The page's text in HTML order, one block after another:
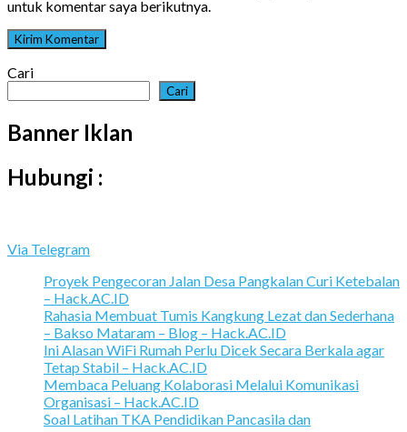
untuk komentar saya berikutnya.
Cari
Cari
Banner Iklan
Hubungi :
Via Telegram
Proyek Pengecoran Jalan Desa Pangkalan Curi Ketebalan
– Hack.AC.ID
Rahasia Membuat Tumis Kangkung Lezat dan Sederhana
– Bakso Mataram – Blog – Hack.AC.ID
Ini Alasan WiFi Rumah Perlu Dicek Secara Berkala agar
Tetap Stabil – Hack.AC.ID
Membaca Peluang Kolaborasi Melalui Komunikasi
Organisasi – Hack.AC.ID
Soal Latihan TKA Pendidikan Pancasila dan